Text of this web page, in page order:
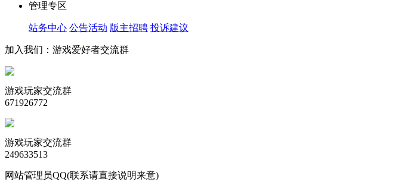
管理专区
站务中心 公告活动 版主招聘 投诉建议
加入我们：游戏爱好者交流群
游戏玩家交流群
671926772
游戏玩家交流群
249633513
网站管理员QQ(联系请直接说明来意)